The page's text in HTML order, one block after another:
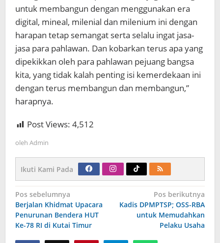
untuk membangun dengan menggunakan era
digital, mineal, milenial dan milenium ini dengan
harapan tetap semangat serta selalu ingat jasa-
jasa para pahlawan. Dan kobarkan terus apa yang
dipekikkan oleh para pahlawan pejuang bangsa
kita, yang tidak kalah penting isi kemerdekaan ini
dengan terus membangun dan membangun,”
harapnya.
Post Views: 4,512
oleh Admin
Ikuti Kami Pada
Navigasi
pos
Pos sebelumnya
Berjalan Khidmat Upacara
Penurunan Bendera HUT
Ke-78 RI di Kutai Timur
Pos berikutnya
Kadis DPMPTSP; OSS-RBA
untuk Memudahkan
Pelaku Usaha